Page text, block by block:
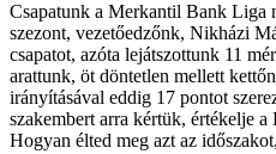
Csapatunk a Merkantil Bank Liga
szezont, vezetőedzőnk, Nikházi
csapatot, azóta lejátszottunk 11
arattunk, öt döntetlen mellett
irányításával eddig 17 pontot
szakembert arra kértük, értékelje
Hogyan élted meg azt az